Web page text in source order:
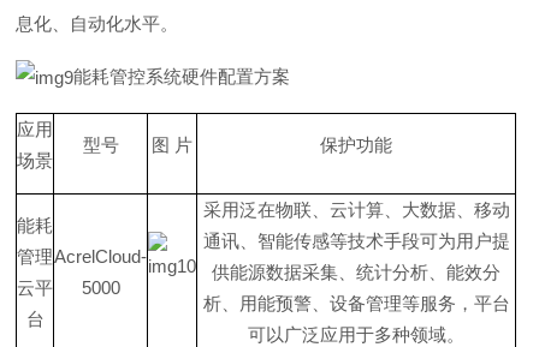
息化、自动化水平。
能耗管控系统硬件配置方案
应用
场景
型号 图 片 保护功能
能耗
管理
云平
台
AcrelCloud-
5000
采用泛在物联、云计算、大数据、移动
通讯、智能传感等技术手段可为用户提
供能源数据采集、统计分析、能效分
析、用能预警、设备管理等服务，平台
可以广泛应用于多种领域。